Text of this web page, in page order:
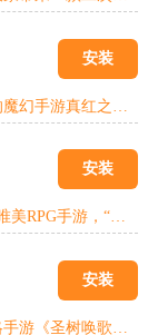
安装
安装
女神联盟2折扣服手游一款高精唯美RPG手游，“情绪动画”一点一滴谱写人物脸上的喜怒哀乐，感受人与人战斗斗其乐无穷!游戏的情绪动画技术展现女神性格与神态、喜怒和哀乐;继承电子竞技策略基因，引领当下手游新玩法;一分钟就轻松上手，滑动指尖俯瞰魔幻世界众生百态;游戏中还有超量的微创新来成就女神联盟2满v版手游，围绕女神IP打造全新故事提供全新娱乐体验。创角送满V，上线送首充。免费送万元神充红包，体验真实充
安装